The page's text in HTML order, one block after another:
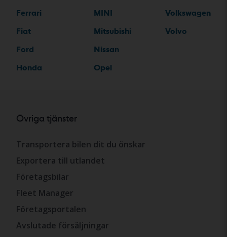
Ferrari
Fiat
Ford
Honda
MINI
Mitsubishi
Nissan
Opel
Volkswagen
Volvo
Övriga tjänster
Transportera bilen dit du önskar
Exportera till utlandet
Företagsbilar
Fleet Manager
Företagsportalen
Avslutade försäljningar